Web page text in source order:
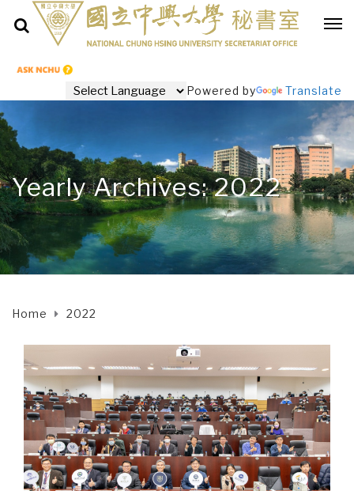
Powered by Translate
Yearly Archives: 2022
Home 2022